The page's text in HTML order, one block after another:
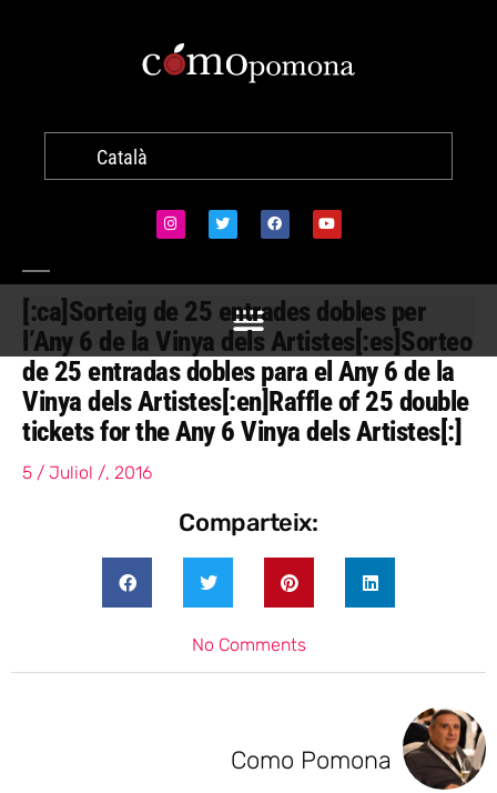
Català
[:ca]Sorteig de 25 entrades dobles per
l’Any 6 de la Vinya dels Artistes[:es]Sorteo
de 25 entradas dobles para el Any 6 de la
Vinya dels Artistes[:en]Raffle of 25 double
tickets for the Any 6 Vinya dels Artistes[:]
5 / Juliol /, 2016
Comparteix:
No Comments
Como Pomona